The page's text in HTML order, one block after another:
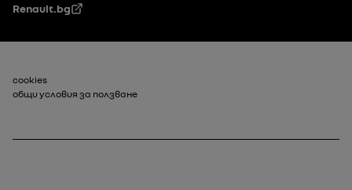
Renault.bg
Долен колонтитул_2
cookies
общи условия за ползване